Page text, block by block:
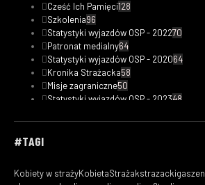
Cześć Ich Pamięci128
Szkolenia96
Statystyki wyjazdów OSP - 202270
Patronat medialny64
Statystyki wyjazdów OSP - 202064
Kronika Strażacka58
Misje zagraniczne50
Statystyki wyjazdów OSP - 202348
Fotorelacje33
Statystyki wyjazdów OSP - 201918
#TAGI
Kobiety w strażyKobietaStrażakstrazacki